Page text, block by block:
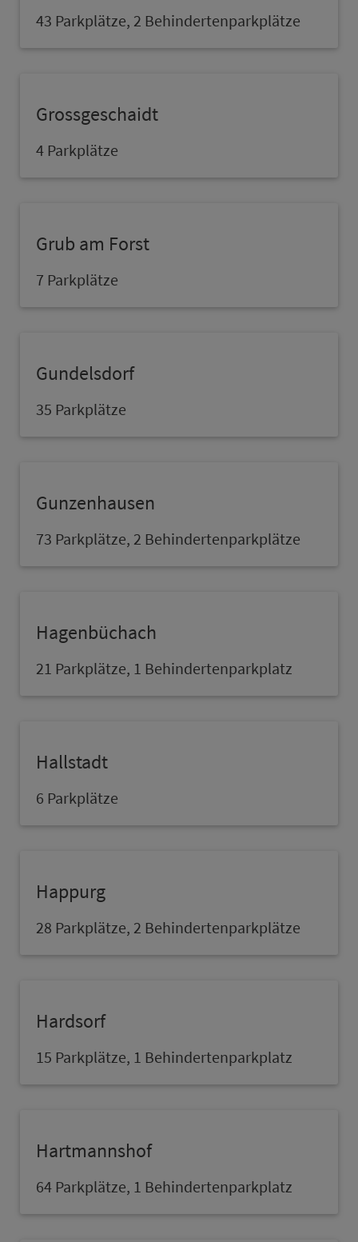
43 Parkplätze, 2 Behindertenparkplätze
Grossgeschaidt
4 Parkplätze
Grub am Forst
7 Parkplätze
Gundelsdorf
35 Parkplätze
Gun­zen­hau­sen
73 Parkplätze, 2 Behindertenparkplätze
Hagenbüchach
21 Parkplätze, 1 Behindertenpark­platz
Hallstadt
6 Parkplätze
Happurg
28 Parkplätze, 2 Behindertenparkplätze
Hardsorf
15 Parkplätze, 1 Behindertenpark­platz
Hartmannshof
64 Parkplätze, 1 Behindertenpark­platz